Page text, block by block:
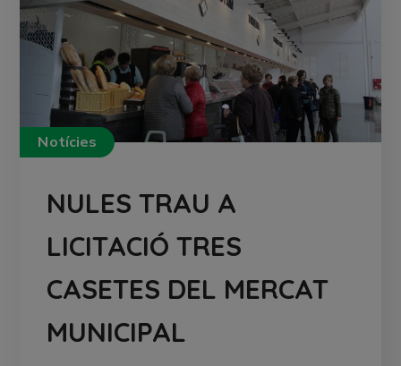
Notícies
NULES TRAU A
LICITACIÓ TRES
CASETES DEL MERCAT
MUNICIPAL